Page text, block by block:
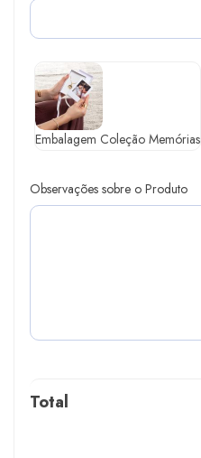
Embalagem Coleção Memórias
Observações sobre o Produto
Total